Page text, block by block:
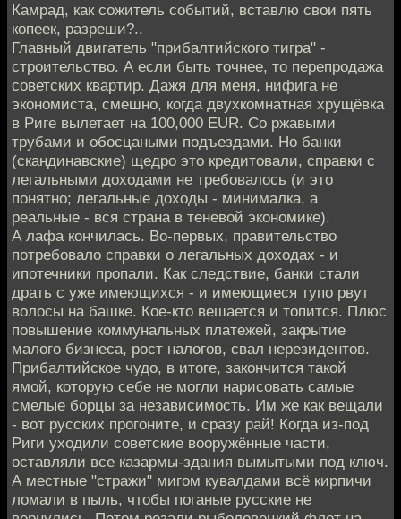
Камрад, как сожитель событий, вставлю свои пять
копеек, разреши?..
Главный двигатель "прибалтийского тигра" -
строительство. А если быть точнее, то перепродажа
советских квартир. Дажя для меня, нифига не
экономиста, смешно, когда двухкомнатная хрущёвка
в Риге вылетает на 100,000 EUR. Со ржавыми
трубами и обосцаными подъездами. Но банки
(скандинавские) щедро это кредитовали, справки с
легальными доходами не требовалось (и это
понятно; легальные доходы - минималка, а
реальные - вся страна в теневой экономике).
А лафа кончилась. Во-первых, правительство
потребовало справки о легальных доходах - и
ипотечники пропали. Как следствие, банки стали
драть с уже имеющихся - и имеющиеся тупо рвут
волосы на башке. Кое-кто вешается и топится. Плюс
повышение коммунальных платежей, закрытие
малого бизнеса, рост налогов, свал нерезидентов.
Прибалтийское чудо, в итоге, закончится такой
ямой, которую себе не могли нарисовать самые
смелые борцы за независимость. Им же как вещали
- вот русских прогоните, и сразу рай! Когда из-под
Риги уходили советские вооружённые части,
оставляли все казармы-здания вымытыми под ключ.
А местные "стражи" мигом кувалдами всё кирпичи
ломали в пыль, чтобы поганые русские не